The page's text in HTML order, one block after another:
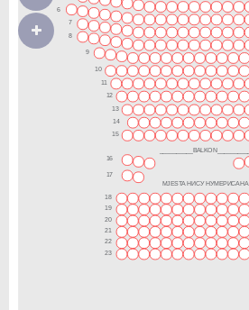
6
7
8
10
13
14
15
16
17
18
11
12
9
19
20
21
22
23
MJESTA НИСУ НУМЕРИСАНА
__________BALKON__________